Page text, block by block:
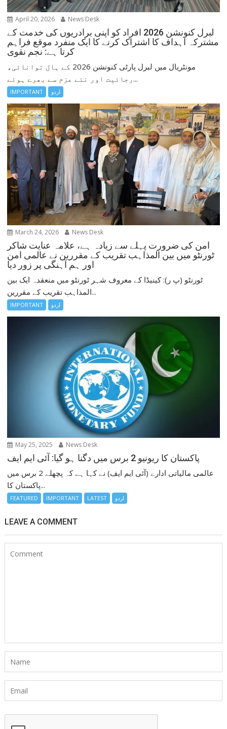
April 20, 2026 News Desk
لبرل کنونشن 2026 افراد کو اپنی برادریوں کی خدمت کے
مشترکہ اہداف کا اشتراک کرنے کا ایک منفرد موقع فراہم
کرتا ہے: نجم نقوی
مونٹریال میں لبرل پارٹی کنونشن 2026 کے ہال توانائی،
رجائیت اور نئے عزم سے بھرے ہوئے...
IMPORTANT اردو
March 24, 2026 News Desk
امن کی ضرورت پہلے سے زیادہ ہے، علامہ عنایت شاکر
ٹورنٹو میں بین المذاہب تقریب کے مقررین نے عالمی امن
اور ہم آہنگی پر زور دیا
ٹورنٹو (پ ر): کینیڈا کے معروف شہر ٹورنٹو میں منعقدہ ایک بین
المذاہب تقریب کے مقررین...
IMPORTANT اردو
May 25, 2025 News Desk
پاکستان کا ریونیو 2 برس میں دگنا ہو گیا: آئی ایم ایف
عالمی مالیاتی ادارے (آئی ایم ایف) نے کہا ہے کہ پچھلے 2 برس میں
پاکستان کا...
FEATURED IMPORTANT LATEST اردو
LEAVE A COMMENT